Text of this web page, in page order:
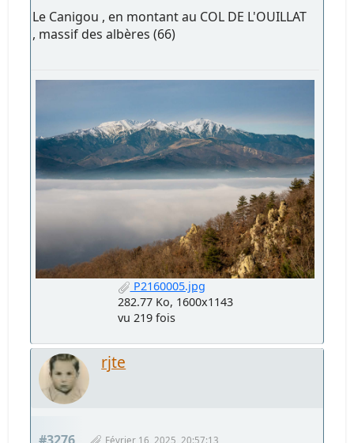
Le Canigou , en montant au COL DE L'OUILLAT
, massif des albères (66)
P2160005.jpg
282.77 Ko, 1600x1143
vu 219 fois
rjte
Février 16, 2025, 20:57:13